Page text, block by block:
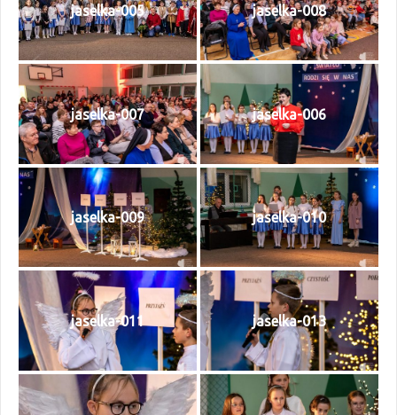
jaselka-005 jaselka-008
jaselka-007 jaselka-006
jaselka-009 jaselka-010
jaselka-011 jaselka-013